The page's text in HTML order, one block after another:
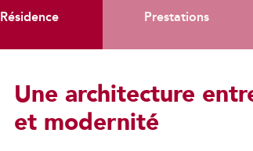
Résidence Prestations
Une architecture
et modernité